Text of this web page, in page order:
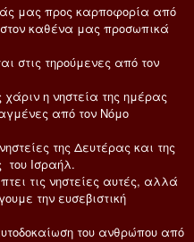
μας προς καρποφορία από
στον καθένα μας προσωπικά
τηρούμενες από τον
η νηστεία της ημέρας
από τον Νόμο
της Δευτέρας και της
του Ισραήλ.
τις νηστείες αυτές, αλλά
την ευσεβιστική
του ανθρώπου από